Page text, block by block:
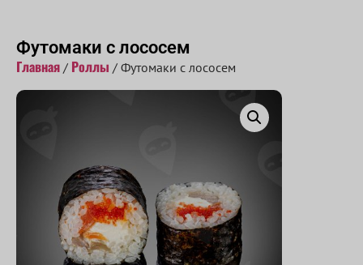
Футомаки с лососем
Главная / Роллы / Футомаки с лососем